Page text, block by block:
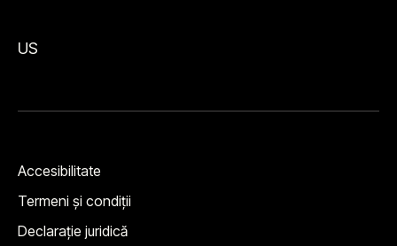
US
Accesibilitate
Termeni şi condiţii
Declarație juridică